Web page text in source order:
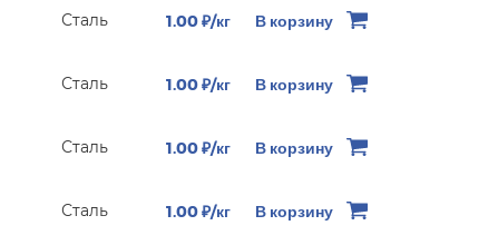
Сталь 1.00 ₽/кг В корзину
Сталь 1.00 ₽/кг В корзину
Сталь 1.00 ₽/кг В корзину
Сталь 1.00 ₽/кг В корзину